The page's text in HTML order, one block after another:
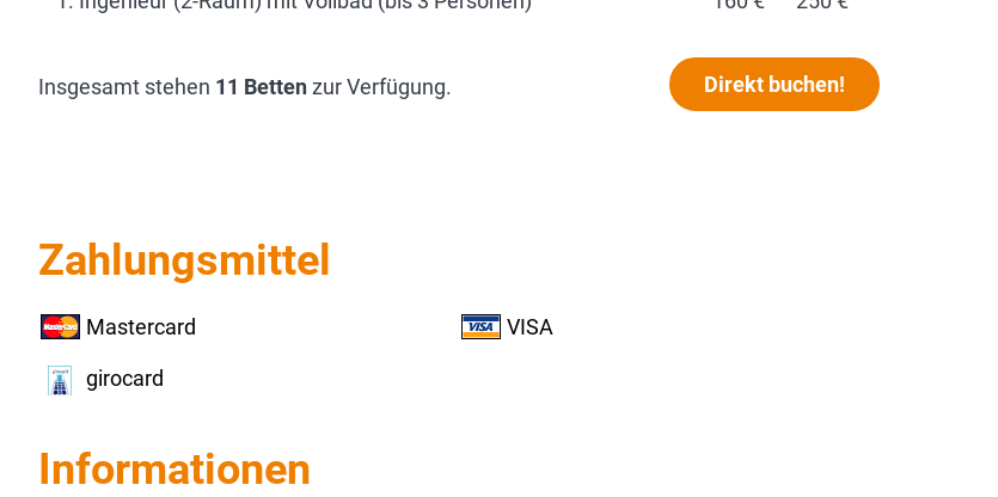
Insgesamt stehen 11 Bettenzur Verfügung. Direkt buchen!
Zahlungsmittel
Mastercard VISA
girocard
Informationen